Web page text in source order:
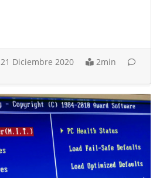
21 Diciembre 2020
2min